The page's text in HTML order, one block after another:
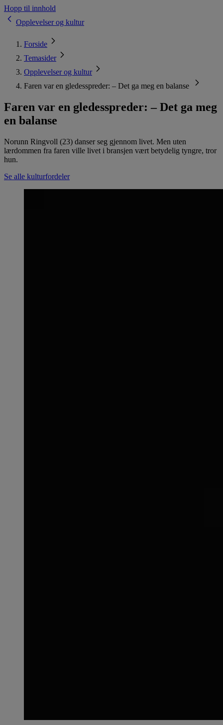
Hopp til innhold
Opplevelser og kultur
Forside
Temasider
Opplevelser og kultur
Faren var en gledesspreder: – Det ga meg en balanse
Faren var en gledesspreder: – Det ga meg
en balanse
Norunn Ringvoll (23) danser seg gjennom livet. Men uten
lærdommen fra faren ville livet i bransjen vært betydelig tyngre, tror
hun.
Se alle kulturfordeler